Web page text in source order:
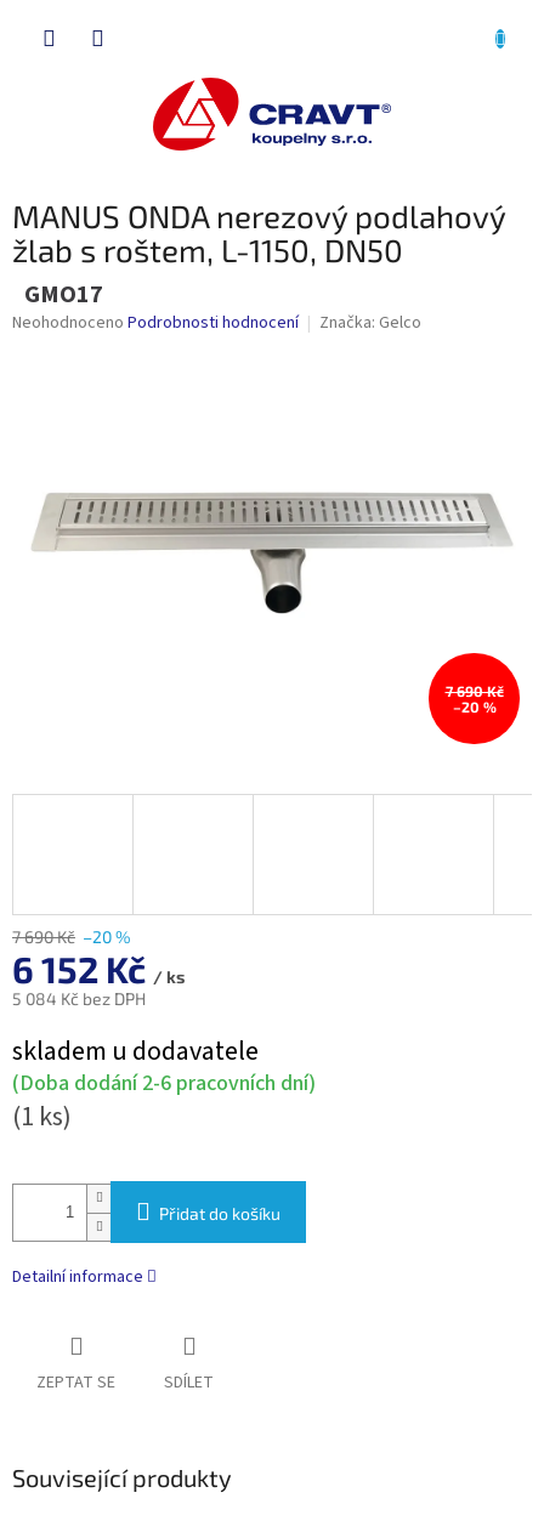
MANUS ONDA nerezový podlahový
žlab s roštem, L-1150, DN50
GMO17
Průměrné
Neohodnoceno Podrobnosti hodnocení Značka: Gelco
7 690 Kč
–20 %
7 690 Kč –20 %
6 152 Kč / ks
5 084 Kč bez DPH
cena:
skladem u dodavatele
(Doba dodání 2-6 pracovních dní)
(1 ks)
Přidat do košíku
Detailní informace
ZEPTAT SE SDÍLET
Související produkty